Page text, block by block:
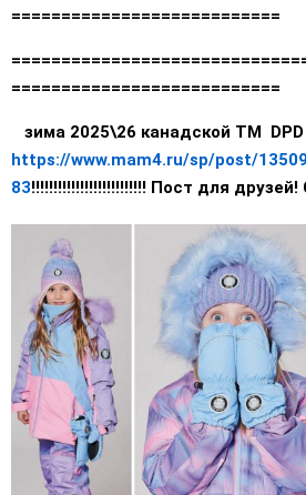
===========================
===========================
зима 2025\26 канадской ТМ DPD
https://www.mam4.ru/sp/post/
83!!!!!!!!!!!!!!!!!!!!!!!!!! Пост для